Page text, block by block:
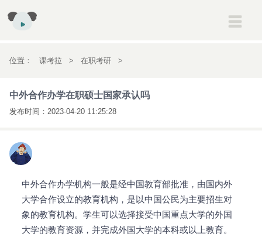
考研 考研
英语
位置： 课考拉 > 在职考研 >
中外合作办学在职硕士国家承认吗
发布时间： 2023-04-20 11:25:28
中外合作办学机构一般是经中国教育部批准，由国内外
大学合作设立的教育机构，是以中国公民为主要招生对
象的教育机构。学生可以选择接受中国重点大学的外国
大学的教育资源，并完成外国大学的本科或以上教育。